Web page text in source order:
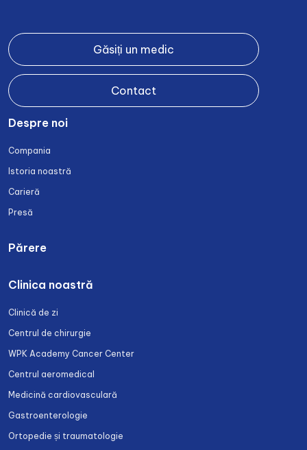
Găsiți un medic
Contact
Despre noi
Compania
Istoria noastră
Carieră
Presă
Părere
Clinica noastră
Clinică de zi
Centrul de chirurgie
WPK Academy Cancer Center
Centrul aeromedical
Medicină cardiovasculară
Gastroenterologie
Ortopedie și traumatologie